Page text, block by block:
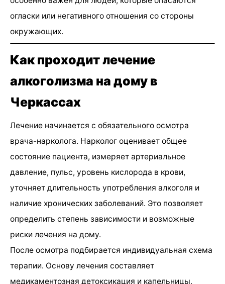
огласки или негативного отношения со стороны
окружающих.
Как проходит лечение
алкоголизма на дому в
Черкассах
Лечение начинается с обязательного осмотра
врача-нарколога. Нарколог оценивает общее
состояние пациента, измеряет артериальное
давление, пульс, уровень кислорода в крови,
уточняет длительность употребления алкоголя и
наличие хронических заболеваний. Это позволяет
определить степень зависимости и возможные
риски лечения на дому.
После осмотра подбирается индивидуальная схема
терапии. Основу лечения составляет
медикаментозная детоксикация и капельницы,